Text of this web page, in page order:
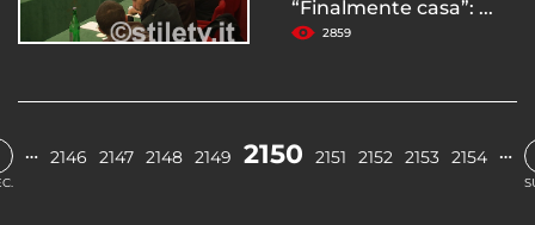
“Finalmente casa”: ...
2859
… 2146 2147 2148 2149 2150 2151 2152 2153 2154 …